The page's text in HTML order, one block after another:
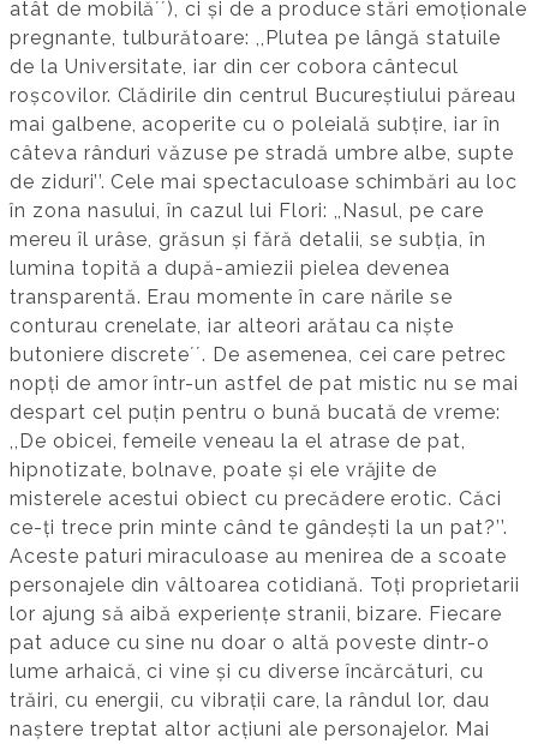
atât de mobilăʼʼ), ci și de a produce stări emoționale
pregnante, tulburătoare: ,,Plutea pe lângă statuile
de la Universitate, iar din cer cobora cântecul
roșcovilor. Clădirile din centrul Bucureștiului păreau
mai galbene, acoperite cu o poleială subțire, iar în
câteva rânduri văzuse pe stradă umbre albe, supte
de ziduri’’. Cele mai spectaculoase schimbări au loc
în zona nasului, în cazul lui Flori: ,,Nasul, pe care
mereu îl urâse, grăsun și fără detalii, se subția, în
lumina topită a după-amiezii pielea devenea
transparentă. Erau momente în care nările se
conturau crenelate, iar alteori arătau ca niște
butoniere discreteʼʼ. De asemenea, cei care petrec
nopți de amor într-un astfel de pat mistic nu se mai
despart cel puțin pentru o bună bucată de vreme:
,,De obicei, femeile veneau la el atrase de pat,
hipnotizate, bolnave, poate și ele vrăjite de
misterele acestui obiect cu precădere erotic. Căci
ce-ți trece prin minte când te gândești la un pat?’’.
Aceste paturi miraculoase au menirea de a scoate
personajele din vâltoarea cotidiană. Toți proprietarii
lor ajung să aibă experiențe stranii, bizare. Fiecare
pat aduce cu sine nu doar o altă poveste dintr-o
lume arhaică, ci vine și cu diverse încărcături, cu
trăiri, cu energii, cu vibrații care, la rândul lor, dau
naștere treptat altor acțiuni ale personajelor. Mai